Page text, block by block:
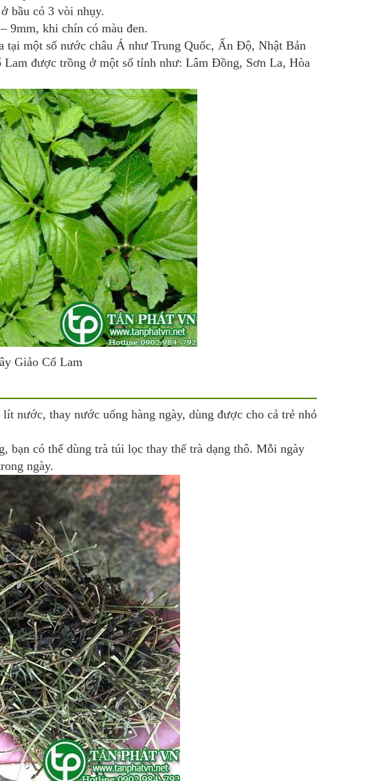
bầu có 3 vòi nhụy.
9mm, khi chín có màu đen.
tại một số nước châu Á như Trung Quốc, Ấn Độ, Nhật Bản
được trồng ở một số tỉnh như: Lâm Đồng, Sơn La, Hòa
Giảo Cổ Lam
nước, thay nước uống hàng ngày, dùng được cho cả trẻ nhỏ
có thể dùng trà túi lọc thay thế trà dạng thô. Mỗi ngày
ngày.